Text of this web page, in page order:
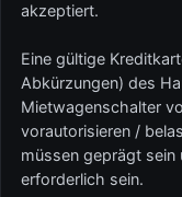
akzeptiert.
Eine gültige
Abkürzungen) des
Mietwagenschalter
vorautorisieren /
müssen geprägt sein
erforderlich sein.